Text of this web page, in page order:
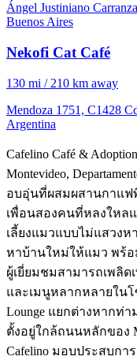
Ángel Justiniano
Buenos Aires
Nekofi Cat Café
130 mi / 210 km away
Mendoza 1751, C1428
Argentina
Cafelino Café &
Montevideo,
อบอุ่นที่ผสมผสานกาแฟ
เพื่อนสองคนที่หลงใหล
เลี้ยงแมวแบบไม่แสวงห
หาบ้านใหม่ให้แมว พร้อ
ผู้เยี่ยมชมสามารถเพลิ
และเมนูหลากหลายใน
Lounge แยกต่างหากท่
ตั้งอยู่ใกล้ถนนหลักของ
Cafelino มอบประสบกา